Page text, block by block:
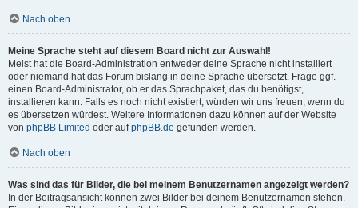
Nach oben
Meine Sprache steht auf diesem Board nicht zur Auswahl!
Meist hat die Board-Administration entweder deine Sprache nicht installiert
oder niemand hat das Forum bislang in deine Sprache übersetzt. Frage ggf.
einen Board-Administrator, ob er das Sprachpaket, das du benötigst,
installieren kann. Falls es noch nicht existiert, würden wir uns freuen, wenn du
es übersetzen würdest. Weitere Informationen dazu können auf der Website
von phpBB Limited oder aufphpBB.de gefunden werden.
Nach oben
Was sind das für Bilder, die bei meinem Benutzernamen angezeigt werden?
In der Beitragsansicht können zwei Bilder bei deinem Benutzernamen stehen.